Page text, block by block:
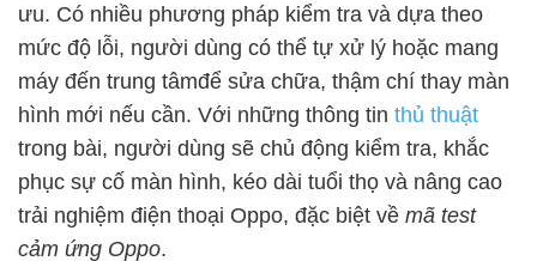
ưu. Có nhiều phương pháp kiểm tra và dựa theo
mức độ lỗi, người dùng có thể tự xử lý hoặc mang
máy đến trung tâmđể sửa chữa, thậm chí thay màn
hình mới nếu cần. Với những thông tin thủ thuật
trong bài, người dùng sẽ chủ động kiểm tra, khắc
phục sự cố màn hình, kéo dài tuổi thọ và nâng cao
trải nghiệm điện thoại Oppo, đặc biệt về mã test
cảm ứng Oppo.